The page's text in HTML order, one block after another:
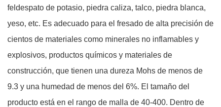
feldespato de potasio, piedra caliza, talco, piedra blanca,
yeso, etc. Es adecuado para el fresado de alta precisión de
cientos de materiales como minerales no inflamables y
explosivos, productos químicos y materiales de
construcción, que tienen una dureza Mohs de menos de
9.3 y una humedad de menos del 6%. El tamaño del
producto está en el rango de malla de 40-400. Dentro de